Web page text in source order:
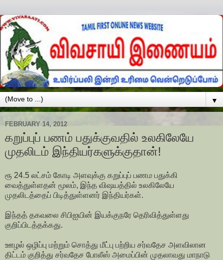
▼
FEBRUARY 14, 2012
கறுப்புப் பணம் பதுக்குவதில் உலகிலேயே
முதலிடம் இந்தியர்களுக்குதான்!
ரூ 24.5 லட்சம் கோடி அளவுக்கு கறுப்புப் பணம பதுக்கி
வைத்துள்ளதன் மூலம், இந்த விஷயத்தில் உலகிலேயே
முதலிடத்தைப் பிடித்துள்ளனர் இந்தியர்கள்.
இந்தத் தகவலை சிபிஐயின் இயக்குநரே தெரிவித்துள்ளது
குறிப்பிடத்தக்கது.
ஊழல் ஒழிப்பு மற்றும் சொத்து மீட்பு பற்றிய சர்வதேச அளவிலான
திட்டம் குறித்து சர்வதேச போலீஸ் அமைப்பின் முதலாவது மாநாடு